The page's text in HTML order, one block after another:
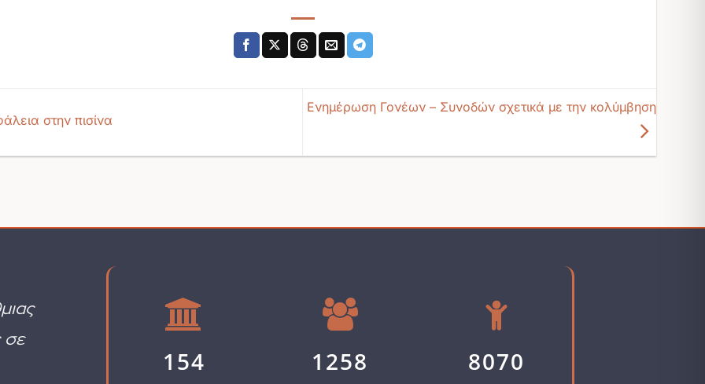
στην πισίνα
Ενημέρωση Γονέων – Συνοδών σχετικά με την κολύμβηση
σε
154 1258 8070